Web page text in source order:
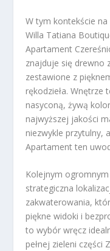
W tym kontekście na
Willa Tatiana
Apartament
znajduje się drewno
zestawione z
rękodzieła.
nasyconą, żywą
najwyższej jakości
niezwykle przytulny,
Apartament ten
Kolejnym
strategiczna
zakwaterowania,
piękne widoki i
to wybór wręcz
pełnej zieleni części